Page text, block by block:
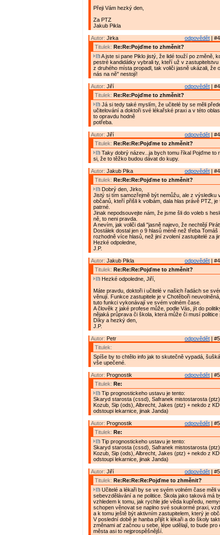
Přeji Vám hezký den,
Za PTZ
Jakub Pikla
odpovědět |
Autor: Jirka
Titulek: Re:Re:Pojďme to zhměnit?
A jste si pane Piklo jistý, že lidé touží po změně,
pestré kandidátky vybrali ty, kteří už v zastupitelstvu
z druhého místa propadl, tak voliči jasně ukázali, že
nás na ně" nestojí!
odpovědět |
Autor: Jiří
Titulek: Re:Re:Pojďme to zhměnit?
Já si tedy také myslím, že učitelé by se měli
učitelování a doktoři své lékařské praxi a v této
to opravdu hodně
potřeba.
odpovědět |
Autor: Jiří
Titulek: Re:Re:Re:Pojďme to zhměnit?
Taky dobrý název...ja bych tomu říkal Pojďme to
si, že to těžko budou dávat do kupy.
odpovědět |
Autor: Jakub Pika
Titulek: Re:Re:Re:Pojďme to zhměnit?
Dobrý den, Jirko,
Jistý si tím samozřejmě být nemůžu, ale z výsledku
občanů, kteří přišli k volbám, dala hlas právě PTZ,
patrné.
Jinak nepodsouvejte nám, že jsme šli do voleb s
ně, to neni pravda.
A nevím, jak voliči dali "jasně najevo, že nechtějí
Dostálek dostal jen o 9 hlasů méně než třeba Tomáš
rozhodně více hlasů, než jiní zvolení zastupitelé za
Hezké odpoledne,
J.P.
odpovědět |
Autor: Jakub Pikla
Titulek: Re:Re:Re:Pojďme to zhměnit?
Hezké odpoledne, Jiří,
Máte pravdu, doktoři i učitelé v našich řadách se
věnují. Funkce zastupitele je v Chotěboři
tuto funkci vykonávají ve svém volném čase.
A člověk z jaké profese může, podle Vás, jít do
nějaká průprava či škola, která může či musí politice
Díky a hezký den,
J.P.
odpovědět |
Autor: Petr
Titulek:
Spíše by to chtělo info jak to skutečně vypadá,
vše upečené.
odpovědět |
Autor: Prognostik
Titulek: Re:
Tip prognostickeho ustavu je tento:
Skaryd starosta (cssd), Safranek mistostarosta
Kozub, Sip (ods), Albrecht, Jakes (ptz) + nekdo z
odstoupi lekarnice, jinak Janda)
odpovědět |
Autor: Prognostik
Titulek: Re:
Tip prognostickeho ustavu je tento:
Skaryd starosta (cssd), Safranek mistostarosta
Kozub, Sip (ods), Albrecht, Jakes (ptz) + nekdo z
odstoupi lekarnice, jinak Janda)
odpovědět |
Autor: Jiří
Titulek: Re:Re:Re:Re:Pojďme to zhměnit?
Učitelé a lékaři by se ve svém volném čase měli
sebevzdělávání a ne politice. Škola jako taková má
vzhledem k tomu, jak rychle jde věda kupředu,
schopen věnovat se naplno své soukormé praxi,
a k tomu ještě být aktivním zastupitelem, který je
V poslední době je hanba přijít k lékaři a do školy
změnami ať začnou u sebe, lépe udělají, to bude pro
města asi to nejprospěšnější.